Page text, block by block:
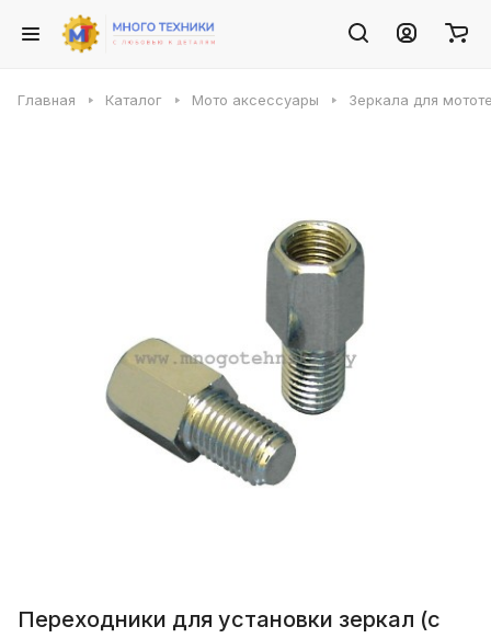
Главная Каталог Мото аксессуары Зеркала для
Переходники для установки зеркал (с